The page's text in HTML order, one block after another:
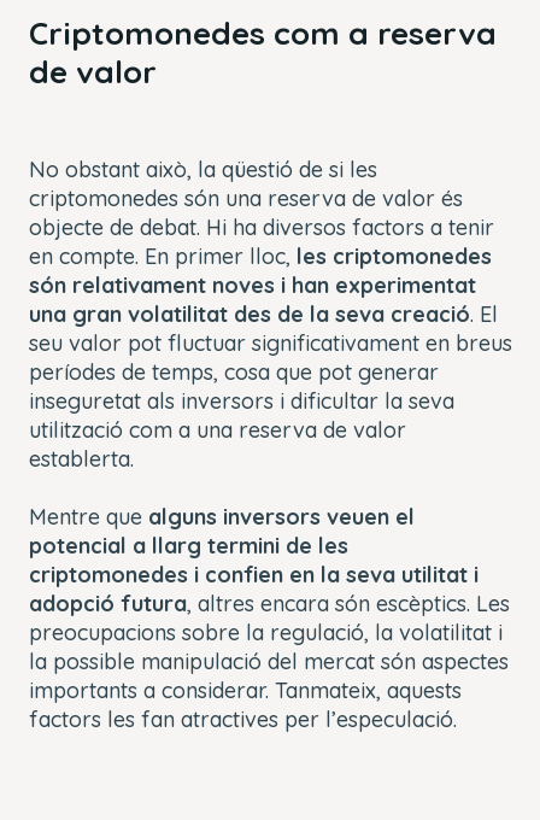
Criptomonedes com a reserva
de valor
No obstant això, la qüestió de si les
criptomonedes són una reserva de valor és
objecte de debat. Hi ha diversos factors a tenir
en compte. En primer lloc, les criptomonedes
són relativament noves i han experimentat
una gran volatilitat des de la seva creació. El
seu valor pot fluctuar significativament en breus
períodes de temps, cosa que pot generar
inseguretat als inversors i dificultar la seva
utilització com a una reserva de valor
establerta.
Mentre que alguns inversors veuen el
potencial a llarg termini de les
criptomonedes i confien en la seva utilitat i
adopció futura, altres encara són escèptics. Les
preocupacions sobre la regulació, la volatilitat i
la possible manipulació del mercat són aspectes
importants a considerar. Tanmateix, aquests
factors les fan atractives per l’especulació.